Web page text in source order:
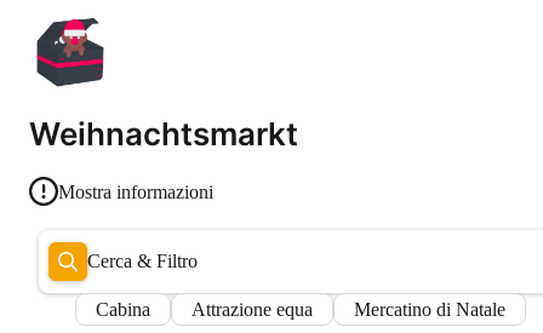
Weihnachtsmarkt
Mostra informazioni
Cerca & Filtro
Cabina Attrazione equa Mercatino di Natale